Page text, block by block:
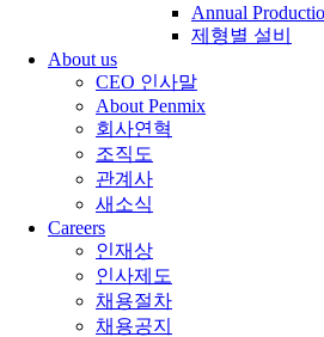
Annual
제형별 설비
About us
CEO 인사말
About Penmix
회사연혁
조직도
관계사
새소식
Careers
인재상
인사제도
채용절차
채용공지